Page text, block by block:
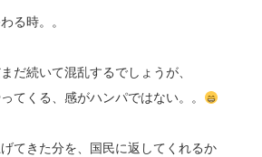
る時。。
だ続いて混乱するでしょうが、
てくる、感がハンパではない。。
てきた分を、国民に返してくれるか